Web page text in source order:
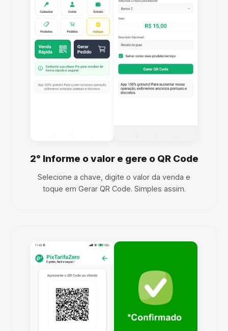
2° Informe o valor e gere o QR Code
Selecione a chave, digite o valor da venda e
toque em Gerar QR Code. Simples assim.